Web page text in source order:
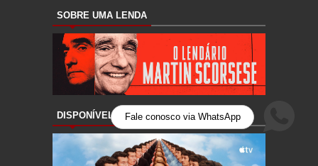
Fale conosco via WhatsApp
SOBRE UMA LENDA
DISPONÍVEL NA APPLETV+